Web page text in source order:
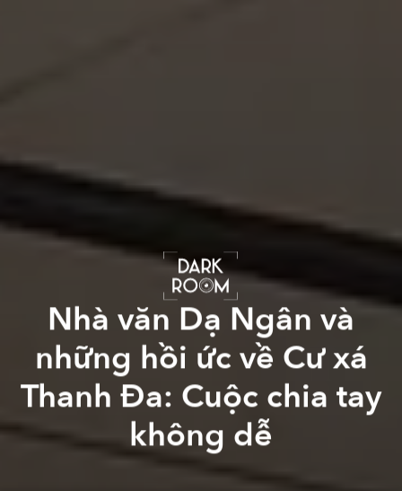
Nhà văn Dạ Ngân và
những hồi ức về Cư xá
Thanh Đa: Cuộc chia tay
không dễ